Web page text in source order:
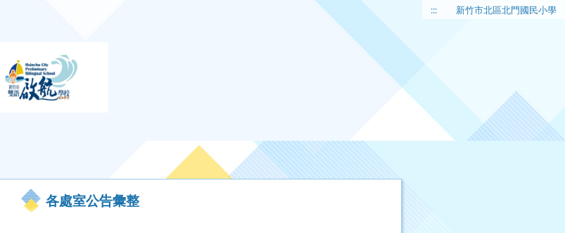
::: 新竹市北區北門國民小學
各處室公告彙整